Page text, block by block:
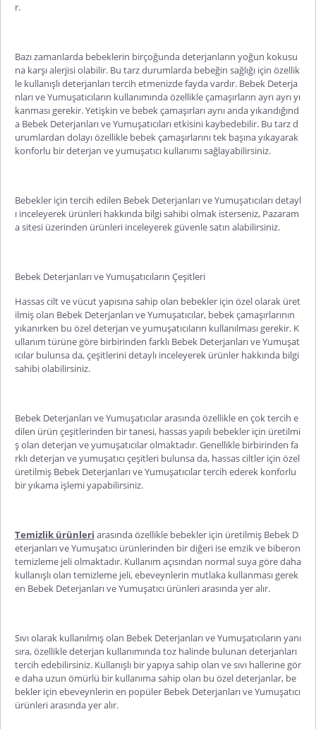
r.
Bazı zamanlarda bebeklerin birçoğunda deterjanların yoğun kokusu
na karşı alerjisi olabilir. Bu tarz durumlarda bebeğin sağlığı için özellik
le kullanışlı deterjanları tercih etmenizde fayda vardır. Bebek Deterja
nları ve Yumuşatıcıların kullanımında özellikle çamaşırların ayrı ayrı yı
kanması gerekir. Yetişkin ve bebek çamaşırları aynı anda yıkandığınd
a Bebek Deterjanları ve Yumuşatıcıları etkisini kaybedebilir. Bu tarz d
urumlardan dolayı özellikle bebek çamaşırlarını tek başına yıkayarak
konforlu bir deterjan ve yumuşatıcı kullanımı sağlayabilirsiniz.
Bebekler için tercih edilen Bebek Deterjanları ve Yumuşatıcıları detayl
ı inceleyerek ürünleri hakkında bilgi sahibi olmak isterseniz, Pazaram
a sitesi üzerinden ürünleri inceleyerek güvenle satın alabilirsiniz.
Bebek Deterjanları ve Yumuşatıcıların Çeşitleri
Hassas cilt ve vücut yapısına sahip olan bebekler için özel olarak üret
ilmiş olan Bebek Deterjanları ve Yumuşatıcılar, bebek çamaşırlarının
yıkanırken bu özel deterjan ve yumuşatıcıların kullanılması gerekir. K
ullanım türüne göre birbirinden farklı Bebek Deterjanları ve Yumuşat
ıcılar bulunsa da, çeşitlerini detaylı inceleyerek ürünler hakkında bilgi
sahibi olabilirsiniz.
Bebek Deterjanları ve Yumuşatıcılar arasında özellikle en çok tercih e
dilen ürün çeşitlerinden bir tanesi, hassas yapılı bebekler için üretilmi
ş olan deterjan ve yumuşatıcılar olmaktadır. Genellikle birbirinden fa
rklı deterjan ve yumuşatıcı çeşitleri bulunsa da, hassas ciltler için özel
üretilmiş Bebek Deterjanları ve Yumuşatıcılar tercih ederek konforlu
bir yıkama işlemi yapabilirsiniz.
Temizlik ürünleri arasında özellikle bebekler için üretilmiş Bebek D
eterjanları ve Yumuşatıcı ürünlerinden bir diğeri ise emzik ve biberon
temizleme jeli olmaktadır. Kullanım açısından normal suya göre daha
kullanışlı olan temizleme jeli, ebeveynlerin mutlaka kullanması gerek
en Bebek Deterjanları ve Yumuşatıcı ürünleri arasında yer alır.
Sıvı olarak kullanılmış olan Bebek Deterjanları ve Yumuşatıcıların yanı
sıra, özellikle deterjan kullanımında toz halinde bulunan deterjanları
tercih edebilirsiniz. Kullanışlı bir yapıya sahip olan ve sıvı hallerine gör
e daha uzun ömürlü bir kullanıma sahip olan bu özel deterjanlar, be
bekler için ebeveynlerin en popüler Bebek Deterjanları ve Yumuşatıcı
ürünleri arasında yer alır.